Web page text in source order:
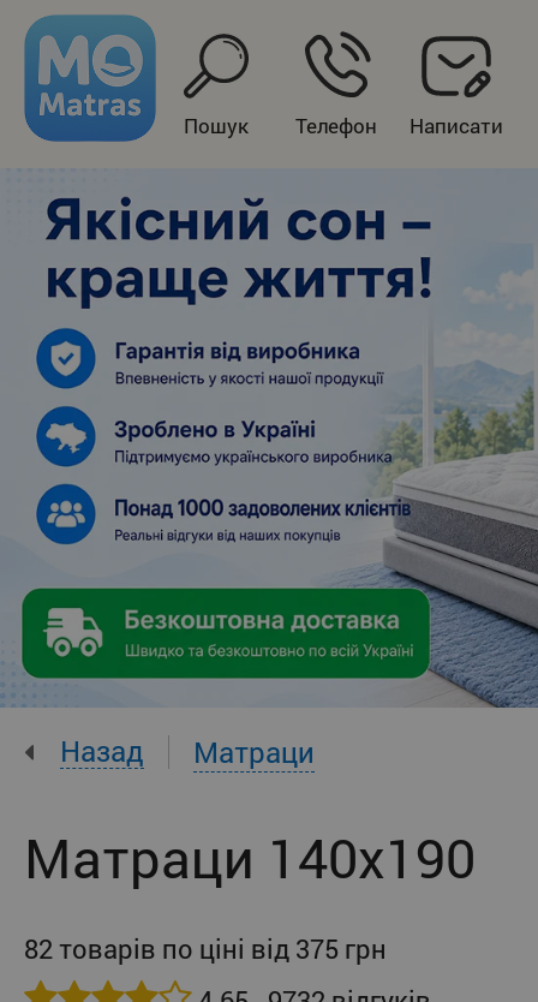
Пошук Телефон Написати
Назад Матраци
Матраци 140x190
82 товарів по ціні від 375 грн